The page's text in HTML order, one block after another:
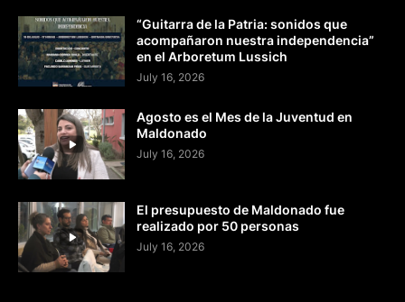
“Guitarra de la Patria: sonidos que
acompañaron nuestra independencia”
en el Arboretum Lussich
July 16, 2026
Agosto es el Mes de la Juventud en
Maldonado
July 16, 2026
El presupuesto de Maldonado fue
realizado por 50 personas
July 16, 2026